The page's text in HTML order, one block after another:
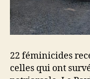
22 féminicides
celles qui ont